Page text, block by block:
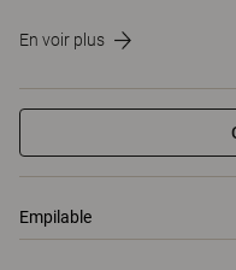
En voir plus
Empilable